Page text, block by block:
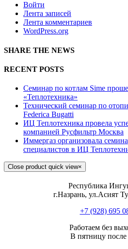
Войти
Лента записей
Лента комментариев
WordPress.org
SHARE THE NEWS
RECENT POSTS
Семинар по котлам Sime
«Теплотехника»
Технический семинар по
Federica Bugatti
ИЦ Теплотехника провела
компанией Русфильтр Москва
Иммергаз организовала
специалистов в ИЦ
Close product quick view×
Республика
г.Назрань, ул.Асият
+7 (928) 695
Работаем без
В пятницу после